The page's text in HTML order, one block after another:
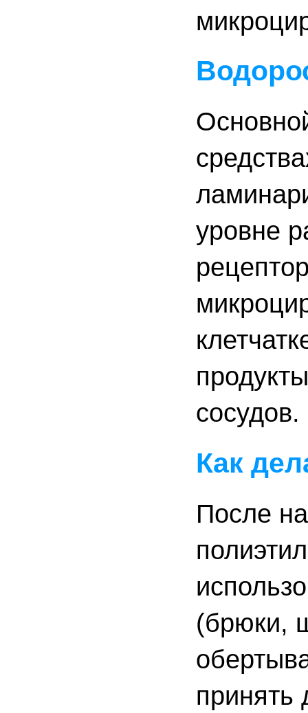
уровне
сосудов.
Как
После
(брюки,